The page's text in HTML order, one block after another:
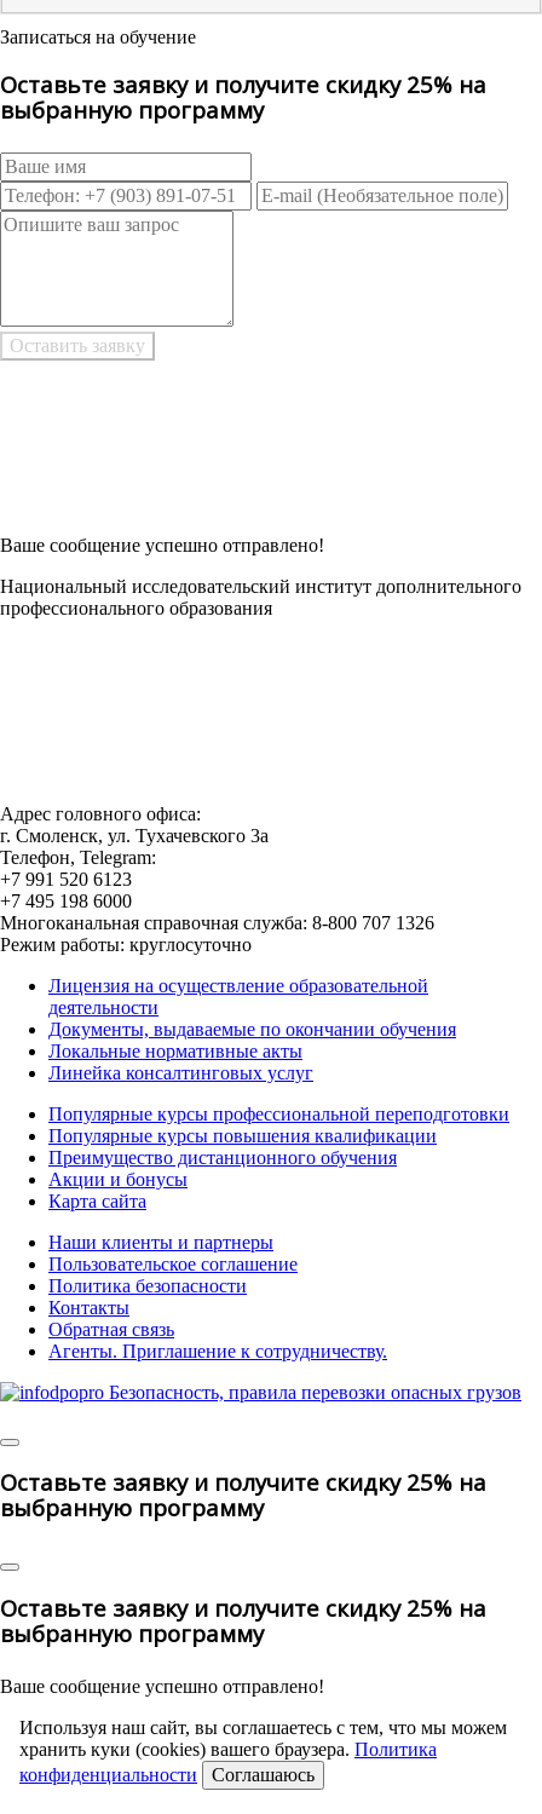
Записаться на обучение
Оставьте заявку и получите скидку 25% на
выбранную программу
Ваше сообщение успешно отправлено!
Национальный исследовательский институт дополнительного
профессионального образования
Адрес головного офиса:
г. Смоленск, ул. Тухачевского 3а
Телефон, Telegram:
+7 991 520 6123
+7 495 198 6000
Многоканальная справочная служба: 8-800 707 1326
Режим работы: круглосуточно
Лицензия на осуществление образовательной
деятельности
Документы, выдаваемые по окончании обучения
Локальные нормативные акты
Линейка консалтинговых услуг
Популярные курсы профессиональной переподготовки
Популярные курсы повышения квалификации
Преимущество дистанционного обучения
Акции и бонусы
Карта сайта
Наши клиенты и партнеры
Пользовательское соглашение
Политика безопасности
Контакты
Обратная связь
Агенты. Приглашение к сотрудничеству.
Оставьте заявку и получите скидку 25% на
выбранную программу
Оставьте заявку и получите скидку 25% на
выбранную программу
Ваше сообщение успешно отправлено!
Используя наш сайт, вы соглашаетесь с тем, что мы можем
хранить куки (cookies) вашего браузера. Политика
конфиденциальности
Соглашаюсь